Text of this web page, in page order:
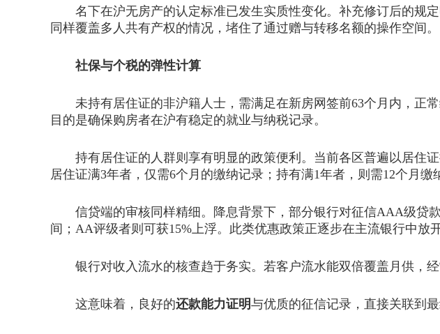
名下在沪无房产的认定标准已发生实质性变化。补充修订后的规定
同样覆盖多人共有产权的情况，堵住了通过赠与转移名额的操作空间。
社保与个税的弹性计算
未持有居住证的非沪籍人士，需满足在新房网签前63个月内，正常
目的是确保购房者在沪有稳定的就业与纳税记录。
持有居住证的人群则享有明显的政策便利。当前各区普遍以居住
居住证满3年者，仅需6个月的缴纳记录；持有满1年者，则需12个月
信贷端的审核同样精细。降息背景下，部分银行对征信AAA级贷款
间；AA评级者则可获15%上浮。此类优惠政策正逐步在主流银行中放开
银行对收入流水的核查趋于务实。若客户流水能双倍覆盖月供，经
这意味着，良好的还款能力证明与优质的征信记录，直接关联到最